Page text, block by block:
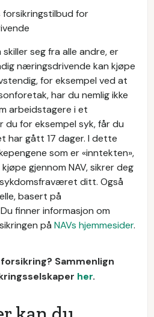
forsikringstilbud for
seg fra alle andre, er
næringsdrivende kan kjøpe
for eksempel ved at
har du nemlig ikke
arbeidstagere i et
du for eksempel syk, får du
har gått 17 dager. I dette
som er «inntekten»,
gjennom NAV, sikrer deg
ditt. Også
basert på
finner informasjon om
på NAVs hjemmesider.
Sammenlign
her.